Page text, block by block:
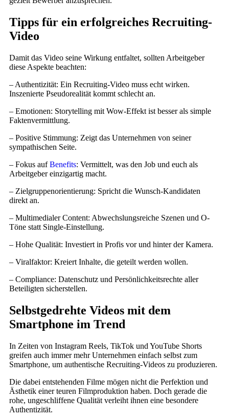
Tipps für ein erfolgreiches Recruiting-
Video
Damit das Video seine Wirkung entfaltet, sollten Arbeitgeber
diese Aspekte beachten:
– Authentizität: Ein Recruiting-Video muss echt wirken.
Inszenierte Pseudorealität kommt schlecht an.
– Emotionen: Storytelling mit Wow-Effekt ist besser als simple
Faktenvermittlung.
– Positive Stimmung: Zeigt das Unternehmen von seiner
sympathischen Seite.
– Fokus aufBenefits: Vermittelt, was den Job und euch als
Arbeitgeber einzigartig macht.
– Zielgruppenorientierung: Spricht die Wunsch-Kandidaten
direkt an.
– Multimedialer Content: Abwechslungsreiche Szenen und O-
Töne statt Single-Einstellung.
– Hohe Qualität: Investiert in Profis vor und hinter der Kamera.
– Viralfaktor: Kreiert Inhalte, die geteilt werden wollen.
– Compliance: Datenschutz und Persönlichkeitsrechte aller
Beteiligten sicherstellen.
Selbstgedrehte Videos mit dem
Smartphone im Trend
In Zeiten von Instagram Reels, TikTok und YouTube Shorts
greifen auch immer mehr Unternehmen einfach selbst zum
Smartphone, um authentische Recruiting-Videos zu produzieren.
Die dabei entstehenden Filme mögen nicht die Perfektion und
Ästhetik einer teuren Filmproduktion haben. Doch gerade die
rohe, ungeschliffene Qualität verleiht ihnen eine besondere
Authentizität.